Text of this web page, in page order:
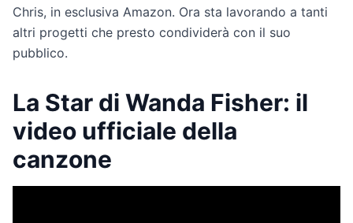
Chris, in esclusiva Amazon. Ora sta lavorando a tanti
altri progetti che presto condividerà con il suo
pubblico.
La Star di Wanda Fisher: il
video ufficiale della
canzone